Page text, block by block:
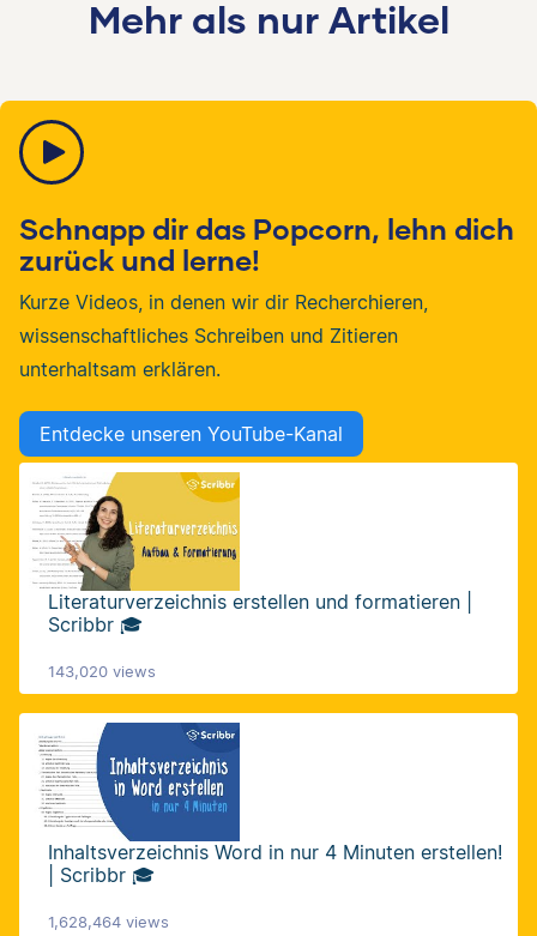
Mehr als nur Artikel
Schnapp dir das Popcorn, lehn dich
zurück und lerne!
Kurze Videos, in denen wir dir Recherchieren,
wissenschaftliches Schreiben und Zitieren
unterhaltsam erklären.
Entdecke unseren YouTube-Kanal
Literaturverzeichnis erstellen und formatieren |
Scribbr 🎓
143,020 views
Inhaltsverzeichnis Word in nur 4 Minuten erstellen!
| Scribbr 🎓
1,628,464 views